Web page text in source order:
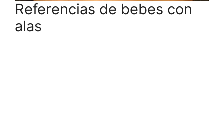
Referencias de bebes con
alas